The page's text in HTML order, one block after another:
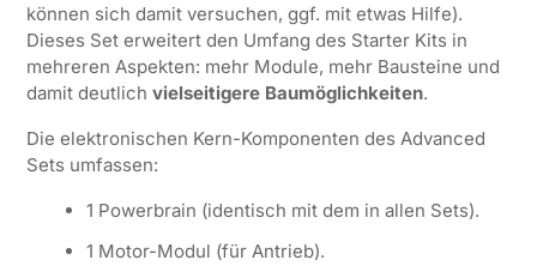
können sich damit versuchen, ggf. mit etwas Hilfe).
Dieses Set erweitert den Umfang des Starter Kits in
mehreren Aspekten: mehr Module, mehr Bausteine und
damit deutlich vielseitigere Baumöglichkeiten.
Die elektronischen Kern-Komponenten des Advanced
Sets umfassen:
1 Powerbrain (identisch mit dem in allen Sets).
1 Motor-Modul (für Antrieb).